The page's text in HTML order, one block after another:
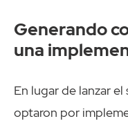
Generando
una
En lugar de lanzar
optaron por